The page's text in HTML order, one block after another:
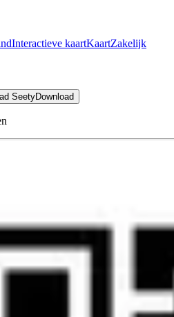
Interactieve kaartKaartZakelijk
SeetyDownload